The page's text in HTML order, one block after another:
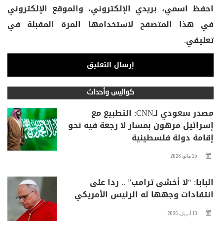
احفظ اسمي، بريدي الإلكتروني، والموقع الإلكتروني
في هذا المتصفح لاستخدامها المرة المقبلة في
تعليقي.
كواليس وأحداث
مصدر سعودي لـCNN: التطبيع مع
إسرائيل مرهون بمسار لا رجعة فيه نحو
إقامة دولة فلسطينية
25 مايو، 2026
البابا: “لا أخشى ترامب” .. ردا على
انتقادات وجهها له الرئيس الأمريكي
13 أبريل، 2026